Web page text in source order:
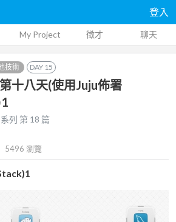
登入
My Project 徵才 聊天
技術 DAY 15
十八天(使用Juju佈署
系列 第 18 篇
5496 瀏覽